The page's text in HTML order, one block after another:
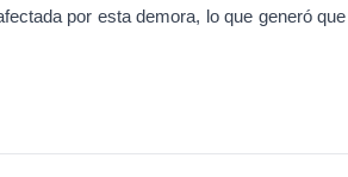
por esta demora, lo que generó que